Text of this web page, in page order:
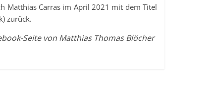
Matthias Carras im April 2021 mit dem Titel
zurück.
Seite von Matthias Thomas Blöcher